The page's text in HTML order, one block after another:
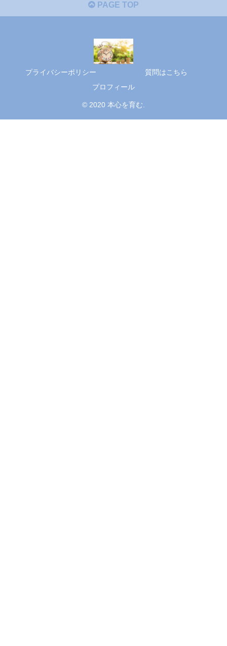
PAGE TOP
プライバシーポリシー
質問はこちら
プロフィール
© 2020 本心を育む.